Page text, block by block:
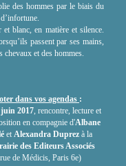
des hommes par le biais du
blanc, en matière et silence.
passent par ses mains,
et des hommes.
dans vos agendas :
2017 , rencontre, lecture et
en compagnie d'Albane
et Alexandra Duprez à la
des Editeurs Associés
de Médicis, Paris 6e)